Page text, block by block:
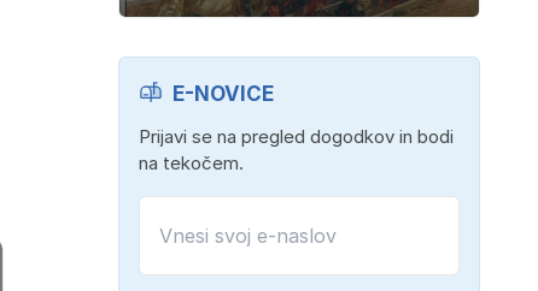
E-NOVICE
Prijavi se na pregled dogodkov in bodi
na tekočem.